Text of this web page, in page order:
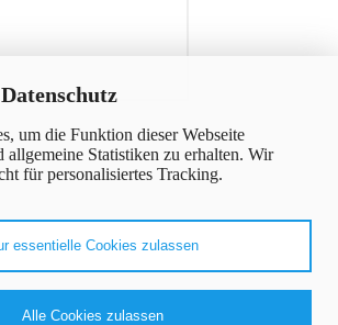
um die Funktion dieser Webseite
allgemeine Statistiken zu erhalten. Wir
für personalisiertes Tracking.
essentielle Cookies zulassen
Alle Cookies zulassen